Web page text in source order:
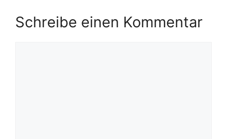
Schreibe einen Kommentar